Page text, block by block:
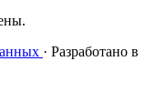
· Разработано в